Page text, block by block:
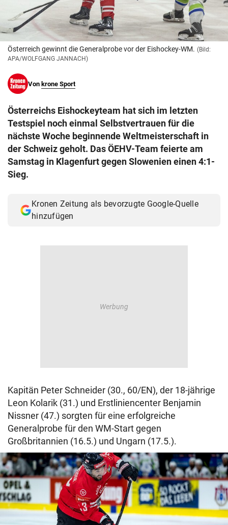
© Krone Multimedia GmbH & Co KG 2026
Muthgasse 2, 1190 Wien
Österreich gewinnt die Generalprobe vor der Eishockey-WM. (Bild:
APA/WOLFGANG JANNACH)
Von krone Sport
Österreichs Eishockeyteam hat sich im letzten
Testspiel noch einmal Selbstvertrauen für die
nächste Woche beginnende Weltmeisterschaft in
der Schweiz geholt. Das ÖEHV-Team feierte am
Samstag in Klagenfurt gegen Slowenien einen 4:1-
Sieg.
Kronen Zeitung als bevorzugte Google-Quelle
hinzufügen
Kapitän Peter Schneider (30., 60/EN), der 18-jährige
Leon Kolarik (31.) und Erstliniencenter Benjamin
Nissner (47.) sorgten für eine erfolgreiche
Generalprobe für den WM-Start gegen
Großbritannien (16.5.) und Ungarn (17.5.).